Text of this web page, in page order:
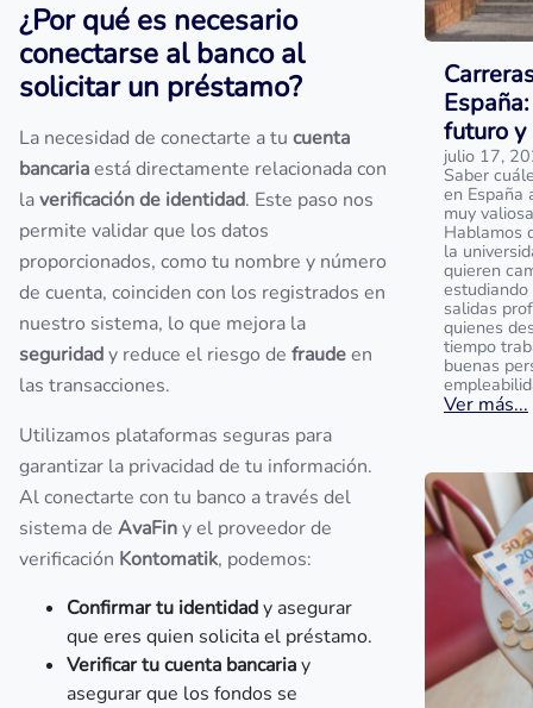
¿Por qué es necesario
conectarse al banco al
solicitar un préstamo?
La necesidad de conectarte a tu cuenta
bancariaestá directamente relacionada con
laverificación de identidad. Este paso nos
permite validar que los datos
proporcionados, como tu nombre y número
de cuenta, coinciden con los registrados en
nuestro sistema, lo que mejora la
seguridady reduce el riesgo de fraudeen
las transacciones.
Utilizamos plataformas seguras para
garantizar la privacidad de tu información.
Al conectarte con tu banco a través del
sistema de AvaFiny el proveedor de
verificación Kontomatik, podemos:
Confirmar tu identidady asegurar
que eres quien solicita el préstamo.
Verificar tu cuenta bancariay
asegurar que los fondos se
futuro
julio 17,
Saber
en España
muy
Hablamos
la
quieren
salidas
quienes
tiempo
buenas
Ver más...